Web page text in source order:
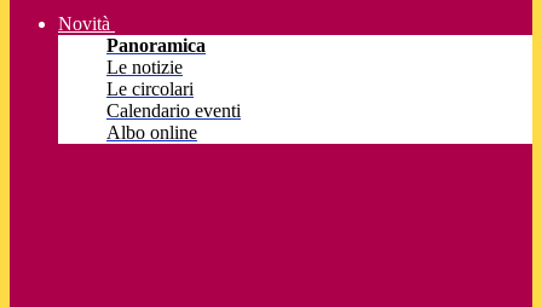
Novità
Panoramica
Le notizie
Le circolari
Calendario eventi
Albo online